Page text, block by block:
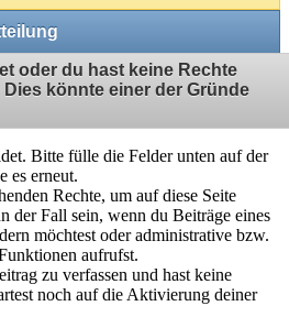
oder du hast keine Rechte
könnte einer der Gründe
Bitte fülle die Felder unten auf der
es erneut.
Rechte, um auf diese Seite
der Fall sein, wenn du Beiträge eines
möchtest oder administrative bzw.
aufrufst.
zu verfassen und hast keine
noch auf die Aktivierung deiner